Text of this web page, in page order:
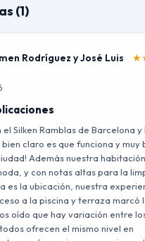
(1)
Rodríguez y José Luis
★
Silken Ramblas de Barcelona y
claro es que funciona y muy
Además nuestra
y con notas altas para la
es la ubicación, nuestra
a la piscina y terraza marcó
oído que hay variación entre
ofrecen el mismo nivel en